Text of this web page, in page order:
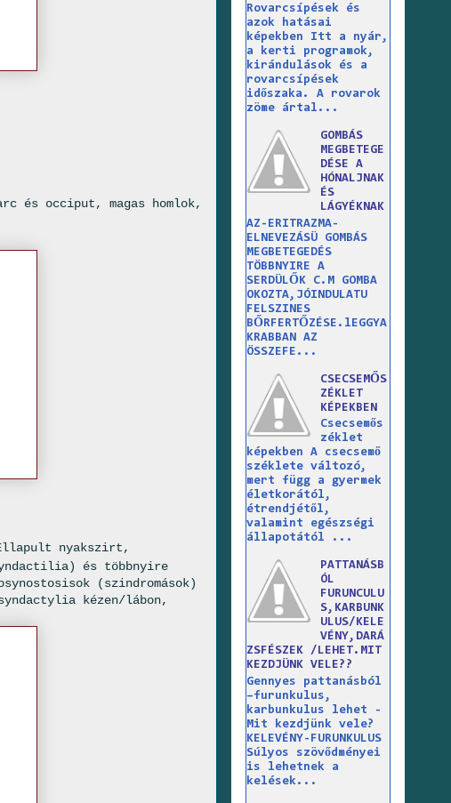
és occiput, magas homlok,
nyakszirt,
és többnyire
(szindromások)
kézen/lábon,
Rovarcsípések és
azok hatásai
képekben Itt a nyár,
a kerti programok,
kirándulások és a
rovarcsípések
időszaka. A rovarok
zöme ártal...
GOMBÁS
MEGBETEGE
DÉSE A
HÓNALJNAK
ÉS
LÁGYÉKNAK
AZ-ERITRAZMA-
ELNEVEZÁSÜ GOMBÁS
MEGBETEGEDÉS
TÖBBNYIRE A
SERDÜLŐK C.M GOMBA
OKOZTA,JÓINDULATU
FELSZINES
BŐRFERTŐZÉSE.lEGGYA
KRABBAN AZ
ÖSSZEFE...
CSECSEMŐS
ZÉKLET
KÉPEKBEN
Csecsemős
zéklet
képekben A csecsemő
széklete változó,
mert függ a gyermek
életkorától,
étrendjétől,
valamint egészségi
állapotától ...
PATTANÁSB
ÓL
FURUNCULU
S,KARBUNK
ULUS/KELE
VÉNY,DARÁ
ZSFÉSZEK /LEHET.MIT
KEZDJÜNK VELE??
Gennyes pattanásból
–furunkulus,
karbunkulus lehet -
Mit kezdjünk vele?
KELEVÉNY-FURUNKULUS
Súlyos szövődményei
is lehetnek a
kelések...